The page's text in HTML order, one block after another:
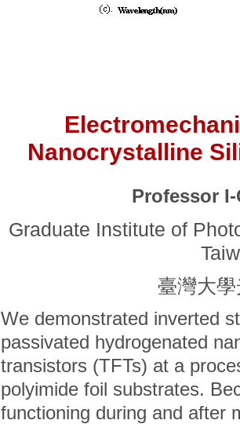
Nanocrystalline
Professor
Graduate Institute of
臺灣大
We demonstrated inverted
passivated hydrogenated
transistors (TFTs) at a
polyimide foil substrates.
functioning during and after